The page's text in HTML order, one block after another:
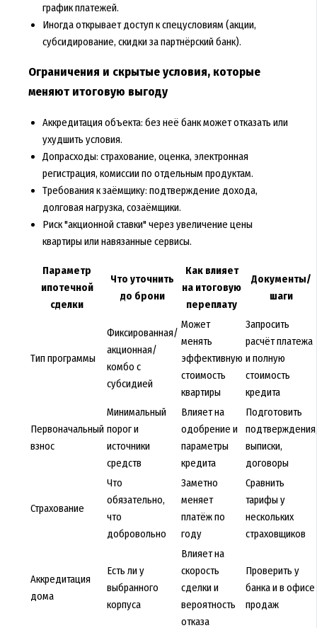
график платежей.
Иногда открывает доступ к спецусловиям (акции,
субсидирование, скидки за партнёрский банк).
Ограничения и скрытые условия, которые
меняют итоговую выгоду
Аккредитация объекта: без неё банк может отказать или
ухудшить условия.
Допрасходы: страхование, оценка, электронная
регистрация, комиссии по отдельным продуктам.
Требования к заёмщику: подтверждение дохода,
долговая нагрузка, созаёмщики.
Риск "акционной ставки" через увеличение цены
квартиры или навязанные сервисы.
Параметр
ипотечной
сделки
Что уточнить
до брони
Как влияет
на итоговую
переплату
Документы/
шаги
Тип программы
Фиксированная/
акционная/
комбо с
субсидией
Может
менять
эффективную
стоимость
квартиры
Запросить
расчёт платежа
и полную
стоимость
кредита
Первоначальный
взнос
Минимальный
порог и
источники
средств
Влияет на
одобрение и
параметры
кредита
Подготовить
подтверждения,
выписки,
договоры
Страхование
Что
обязательно,
что
добровольно
Заметно
меняет
платёж по
году
Сравнить
тарифы у
нескольких
страховщиков
Аккредитация
дома
Есть ли у
выбранного
корпуса
Влияет на
скорость
сделки и
вероятность
отказа
Проверить у
банка и в офисе
продаж